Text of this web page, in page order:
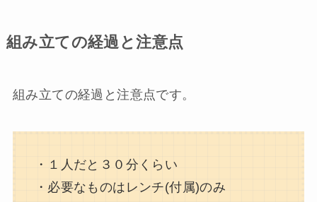
組み立ての経過と注意点
組み立ての経過と注意点です。
・１人だと３０分くらい
・必要なものはレンチ(付属)のみ